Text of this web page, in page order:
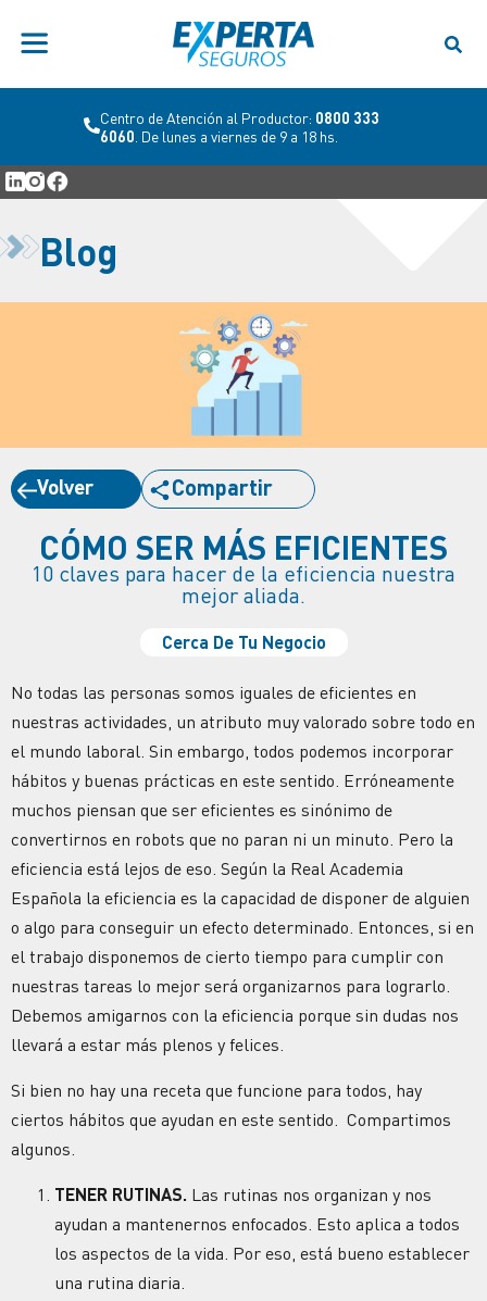
Centro de Atención al Productor: 0800 333
6060 . De lunes a viernes de 9 a 18 hs.
Blog
Volver Compartir
CÓMO SER MÁS EFICIENTES
10 claves para hacer de la eficiencia nuestra
mejor aliada.
Cerca De Tu Negocio
No todas las personas somos iguales de eficientes en
nuestras actividades, un atributo muy valorado sobre todo en
el mundo laboral. Sin embargo, todos podemos incorporar
hábitos y buenas prácticas en este sentido. Erróneamente
muchos piensan que ser eficientes es sinónimo de
convertirnos en robots que no paran ni un minuto. Pero la
eficiencia está lejos de eso. Según la Real Academia
Española la eficiencia es la capacidad de disponer de alguien
o algo para conseguir un efecto determinado. Entonces, si en
el trabajo disponemos de cierto tiempo para cumplir con
nuestras tareas lo mejor será organizarnos para lograrlo.
Debemos amigarnos con la eficiencia porque sin dudas nos
llevará a estar más plenos y felices.
Si bien no hay una receta que funcione para todos, hay
ciertos hábitos que ayudan en este sentido. Compartimos
algunos.
TENER RUTINAS. Las rutinas nos organizan y nos
ayudan a mantenernos enfocados. Esto aplica a todos
los aspectos de la vida. Por eso, está bueno establecer
una rutina diaria.